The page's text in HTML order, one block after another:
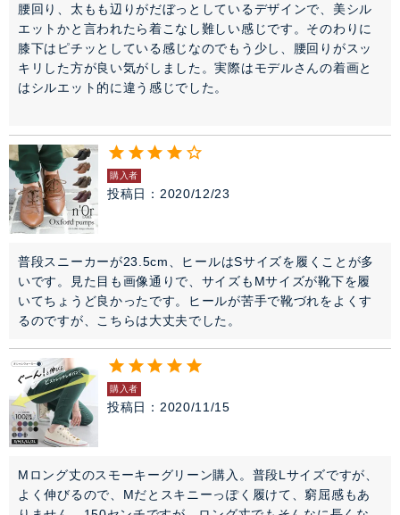
腰回り、太もも辺りがだぼっとしているデザインで、美シル
エットかと言われたら着こなし難しい感じです。そのわりに
膝下はピチッとしている感じなのでもう少し、腰回りがスッ
キリした方が良い気がしました。実際はモデルさんの着画と
はシルエット的に違う感じでした。
購入者
投稿日 2020/12/23
普段スニーカーが23.5cm、ヒールはSサイズを履くことが多
いです。見た目も画像通りで、サイズもMサイズが靴下を履
いてちょうど良かったです。ヒールが苦手で靴づれをよくす
るのですが、こちらは大丈夫でした。
購入者
投稿日 2020/11/15
Mロング丈のスモーキーグリーン購入。普段Lサイズですが、
よく伸びるので、Mだとスキニーっぽく履けて、窮屈感もあ